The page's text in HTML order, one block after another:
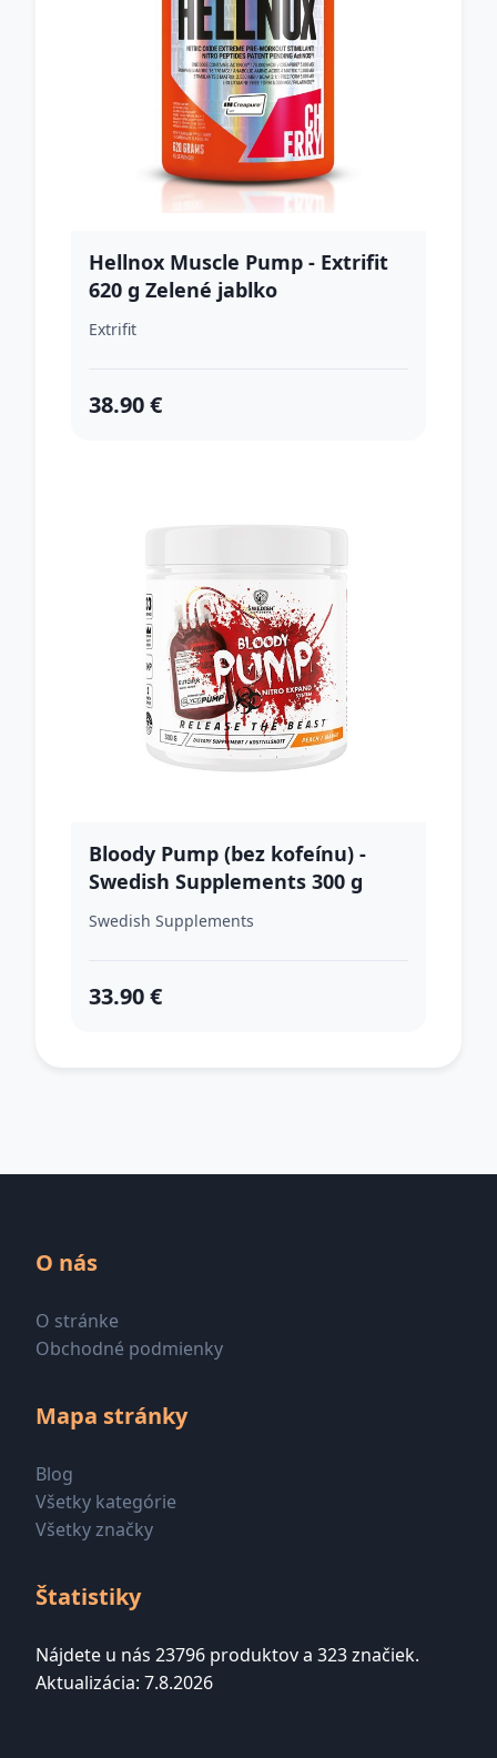
Hellnox Muscle Pump - Extrifit
620 g Zelené jablko
Extrifit
38.90 €
Bloody Pump (bez kofeínu) -
Swedish Supplements 300 g
Peach+Mango
Swedish Supplements
33.90 €
O nás
O stránke
Obchodné podmienky
Mapa stránky
Blog
Všetky kategórie
Všetky značky
Štatistiky
Nájdete u nás 23796 produktov a 323 značiek.
Aktualizácia: 7.8.2026